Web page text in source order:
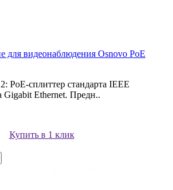
для видеонаблюдения Osnovo PoE
PoE-сплиттер стандарта IEEE
Gigabit Ethernet. Предн..
Купить в 1 клик